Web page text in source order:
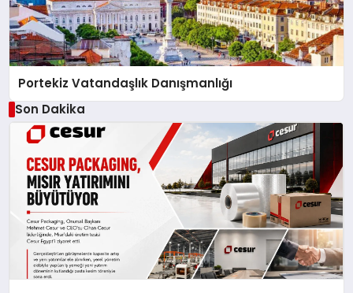
Portekiz Vatandaşlık Danışmanlığı
Son Dakika